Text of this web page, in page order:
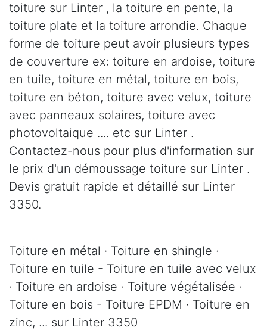
toiture sur Linter , la toiture en pente, la
toiture plate et la toiture arrondie. Chaque
forme de toiture peut avoir plusieurs types
de couverture ex: toiture en ardoise, toiture
en tuile, toiture en métal, toiture en bois,
toiture en béton, toiture avec velux, toiture
avec panneaux solaires, toiture avec
photovoltaique .... etc sur Linter .
Contactez-nous pour plus d'information sur
le prix d'un démoussage toiture sur Linter .
Devis gratuit rapide et détaillé sur Linter
3350.
Toiture en métal · Toiture en shingle ·
Toiture en tuile - Toiture en tuile avec velux
· Toiture en ardoise · Toiture végétalisée ·
Toiture en bois - Toiture EPDM · Toiture en
zinc, ... sur Linter 3350